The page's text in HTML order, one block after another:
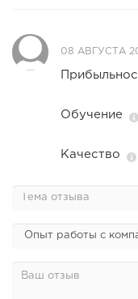
«Прибыль 20 млн в
интернет-магазине...
08 АВГУСТА
Обучение
Качество